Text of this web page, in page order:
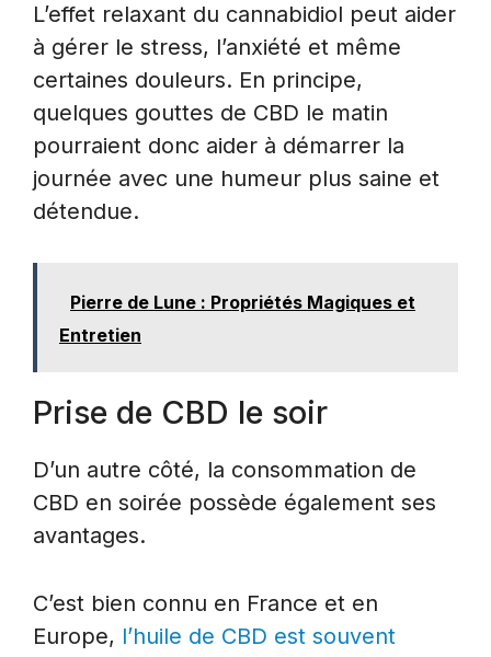
L’effet relaxant du cannabidiol peut aider
à gérer le stress, l’anxiété et même
certaines douleurs. En principe,
quelques gouttes de CBD le matin
pourraient donc aider à démarrer la
journée avec une humeur plus saine et
détendue.
Pierre de Lune : Propriétés Magiques et
Entretien
Prise de CBD le soir
D’un autre côté, la consommation de
CBD en soirée possède également ses
avantages.
C’est bien connu en France et en
Europe, l’huile de CBD est souvent